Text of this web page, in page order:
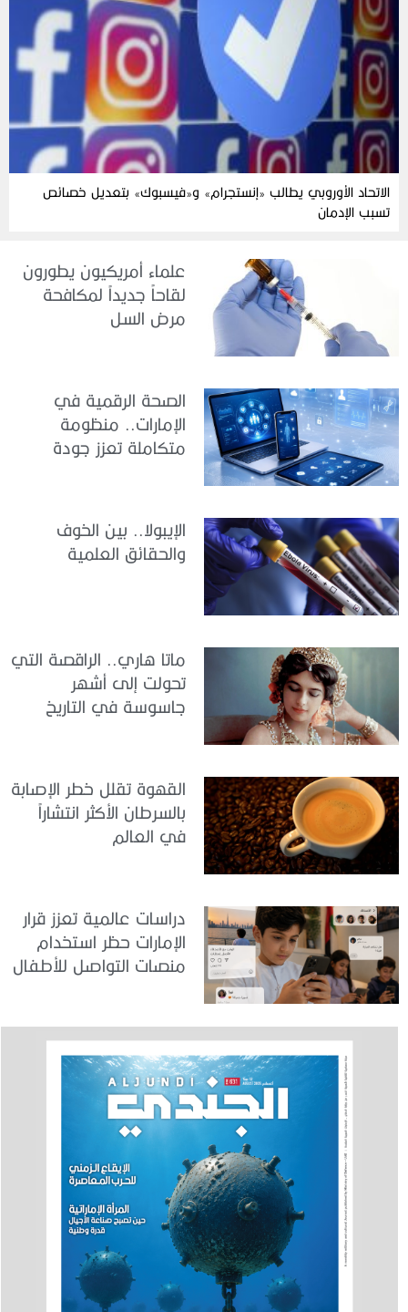
الاتحاد الأوروبي يطالب «إنستجرام» و«فيسبوك» بتعديل خصائص
تسبب الإدمان
علماء أمريكيون يطورون
لقاحاً جديداً لمكافحة
مرض السل
الصحة الرقمية في
الإمارات.. منظومة
متكاملة تعزز جودة
الإيبولا.. بين الخوف
والحقائق العلمية
ماتا هاري.. الراقصة التي
تحولت إلى أشهر
جاسوسة في التاريخ
القهوة تقلل خطر الإصابة
بالسرطان الأكثر انتشاراً
في العالم
دراسات عالمية تعزز قرار
الإمارات حظر استخدام
منصات التواصل للأطفال